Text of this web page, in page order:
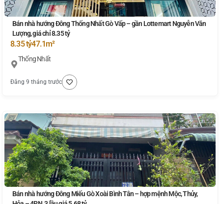
Bán nhà hướng Đông Thống Nhất Gò Vấp – gần Lottemart Nguyễn Văn
Lượng, giá chỉ 8.35 tỷ
8.35 tỷ47.1m²
Thống Nhất
Đăng 9 tháng trước
Bán nhà hướng Đông Miếu Gò Xoài Bình Tân – hợp mệnh Mộc, Thủy,